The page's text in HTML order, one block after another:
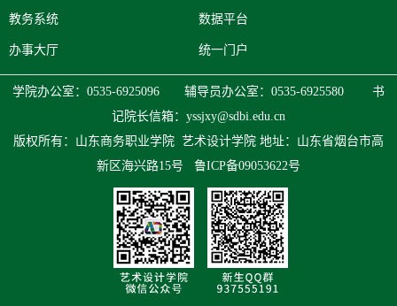
教务系统 数据平台
办事大厅 统一门户
学院办公室：0535-6925096 辅导员办公室：0535-6925580 书
记院长信箱： yssjxy@sdbi.edu.cn
版权所有：山东商务职业学院 艺术设计学院 地址：山东省烟台市高
新区海兴路15号
鲁ICP备09053622号